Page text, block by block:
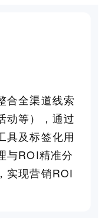
合全渠道线索
动等），通过
具及标签化用
与ROI精准分
实现营销ROI